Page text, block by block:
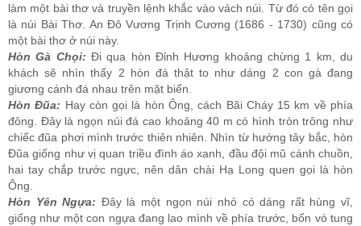
làm một bài thơ và truyền lệnh khắc vào vách núi. Từ đó có tên gọi
là núi Bài Thơ. An Ðô Vương Trịnh Cương (1686 - 1730) cũng có
một bài thơ ở núi này.
Hòn Gà Chọi: Ði qua hòn Ðỉnh Hương khoảng chừng 1 km, du
khách sẽ nhìn thấy 2 hòn đá thật to như dáng 2 con gà đang
giương cánh đá nhau trên mặt biển.
Hòn Ðũa: Hay còn gọi là hòn Ông, cách Bãi Cháy 15 km về phía
đông. Ðây là ngọn núi đá cao khoảng 40 m có hình tròn trông như
chiếc đũa phơi mình trước thiên nhiên. Nhìn từ hướng tây bắc, hòn
Ðũa giống như vị quan triều đình áo xanh, đầu đội mũ cánh chuồn,
hai tay chắp trước ngực, nên dân chài Hạ Long quen gọi là hòn
Ông.
Hòn Yên Ngựa: Ðây là một ngọn núi nhỏ có dáng rất hùng vĩ,
giống như một con ngựa đang lao mình về phía trước, bốn vó tung